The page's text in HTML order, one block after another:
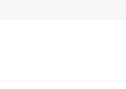
2013-2014